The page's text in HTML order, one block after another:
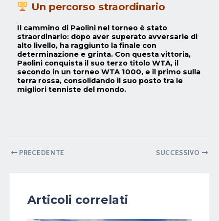
Un percorso straordinario
Il cammino di Paolini nel torneo è stato
straordinario: dopo aver superato avversarie di
alto livello, ha raggiunto la finale con
determinazione e grinta. Con questa vittoria,
Paolini conquista il suo terzo titolo WTA, il
secondo in un torneo WTA 1000, e il primo sulla
terra rossa, consolidando il suo posto tra le
migliori tenniste del mondo.
PRECEDENTE SUCCESSIVO
Articoli correlati